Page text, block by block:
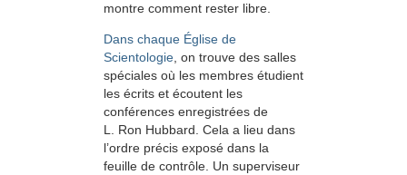
montre comment rester libre.
Dans chaque Église de
Scientologie, on trouve des salles
spéciales où les membres étudient
les écrits et écoutent les
conférences enregistrées de
L. Ron Hubbard. Cela a lieu dans
l’ordre précis exposé dans la
feuille de contrôle. Un superviseur